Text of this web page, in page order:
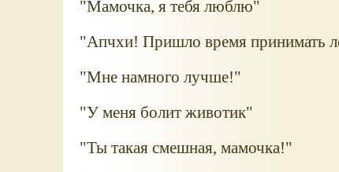
"Мамочка, я тебя люблю"
"Апчхи! Пришло время принимать
"Мне намного лучше!"
"У меня болит животик"
"Ты такая смешная, мамочка!"